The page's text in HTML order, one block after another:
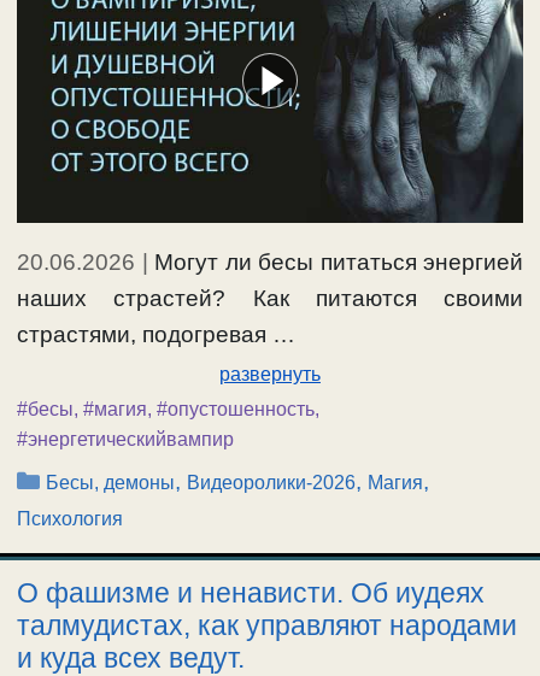
20.06.2026
Могут ли бесы питаться энергией
наших страстей? Как питаются своими
страстями, подогревая …
развернуть
#бесы, #магия, #опустошенность,
#энергетическийвампир
Рубрики
Бесы, демоны, Видеоролики-2026, Магия,
Психология
О фашизме и ненависти. Об иудеях
талмудистах, как управляют народами
и куда всех ведут.